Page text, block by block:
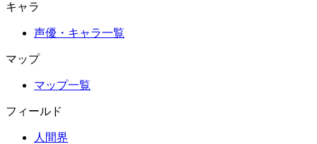
キャラ
声優・キャラ一覧
マップ
マップ一覧
フィールド
人間界